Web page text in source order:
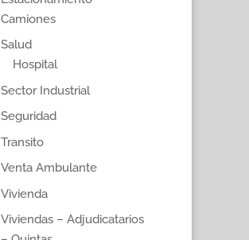
Camiones
Salud
Hospital
Sector Industrial
Seguridad
Transito
Venta Ambulante
Vivienda
Viviendas – Adjudicatarios